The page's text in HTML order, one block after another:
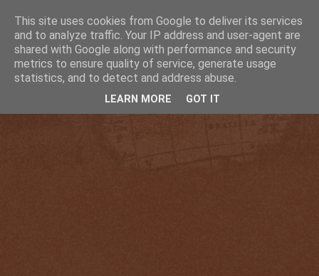
This site uses cookies from Google to deliver its services
and to analyze traffic. Your IP address and user-agent are
shared with Google along with performance and security
metrics to ensure quality of service, generate usage
statistics, and to detect and address abuse.
LEARN MORE GOT IT